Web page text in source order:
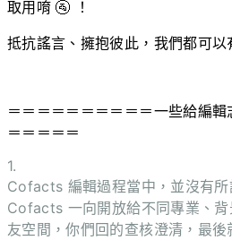
取用唷 🚰 ！
抵抗謠言、擁抱彼此，我們都可
＝＝＝＝＝＝＝＝＝＝一些給編
＝＝＝＝＝
1.
Cofacts 編輯過程當中，並沒有所
Cofacts 一向開放給不同專業、
友空間，你們回的查核澄清，最